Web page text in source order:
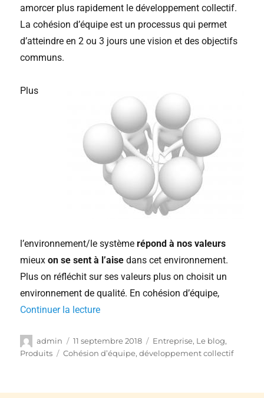
amorcer plus rapidement le développement collectif.
La cohésion d’équipe est un processus qui permet
d’atteindre en 2 ou 3 jours une vision et des objectifs
communs.
Plus
l’environnement/le systèmerépond à nos valeurs
mieuxon se sent à l’aise dans cet environnement.
Plus on réfléchit sur ses valeurs plus on choisit un
environnement de qualité. En cohésion d’équipe,
Continuer la lecture
admin 11 septembre 2018 Entreprise, Le blog,
Produits
Cohésion d’équipe,développement collectif